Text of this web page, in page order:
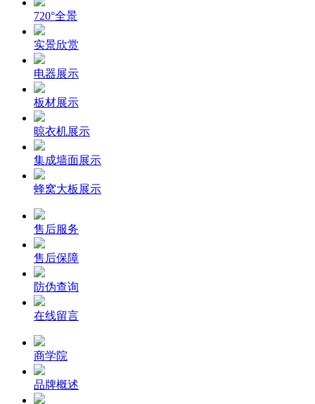
720°全景
实景欣赏
电器展示
板材展示
晾衣机展示
集成墙面展示
蜂窝大板展示
售后服务
售后保障
防伪查询
在线留言
商学院
品牌概述